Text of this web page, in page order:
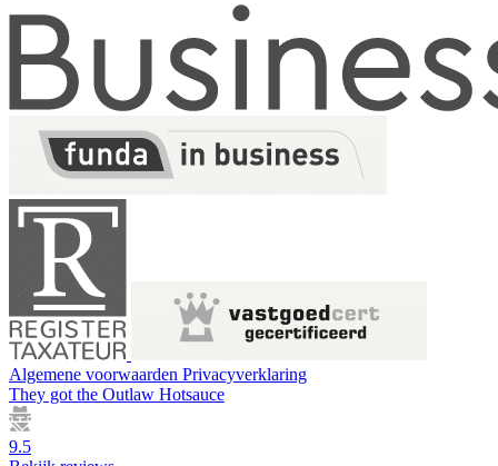
Algemene voorwaarden Privacyverklaring
They got the Outlaw Hotsauce
9.5